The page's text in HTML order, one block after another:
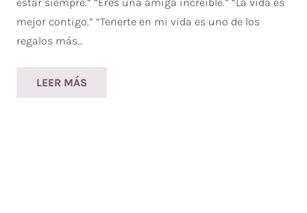
estar siempre.” “Eres una amiga increíble.” “La vida es
mejor contigo.” “Tenerte en mi vida es uno de los
regalos más…
LEER MÁS